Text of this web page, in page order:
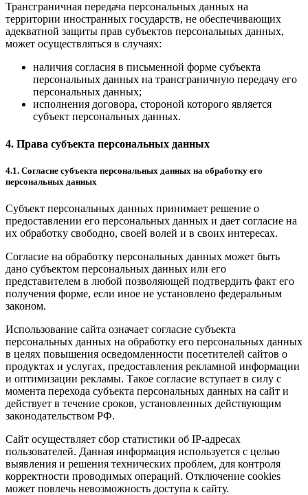
Трансграничная передача персональных данных на
территории иностранных государств, не обеспечивающих
адекватной защиты прав субъектов персональных данных,
может осуществляться в случаях:
наличия согласия в письменной форме субъекта
персональных данных на трансграничную передачу его
персональных данных;
исполнения договора, стороной которого является
субъект персональных данных.
4. Права субъекта персональных данных
4.1. Согласие субъекта персональных данных на обработку его
персональных данных
Субъект персональных данных принимает решение о
предоставлении его персональных данных и дает согласие на
их обработку свободно, своей волей и в своих интересах.
Согласие на обработку персональных данных может быть
дано субъектом персональных данных или его
представителем в любой позволяющей подтвердить факт его
получения форме, если иное не установлено федеральным
законом.
Использование сайта означает согласие субъекта
персональных данных на обработку его персональных данных
в целях повышения осведомленности посетителей сайтов о
продуктах и услугах, предоставления рекламной информации
и оптимизации рекламы. Такое согласие вступает в силу с
момента перехода субъекта персональных данных на сайт и
действует в течение сроков, установленных действующим
законодательством РФ.
Сайт осуществляет сбор статистики об IP-адресах
пользователей. Данная информация используется с целью
выявления и решения технических проблем, для контроля
корректности проводимых операций. Отключение cookies
может повлечь невозможность доступа к сайту.